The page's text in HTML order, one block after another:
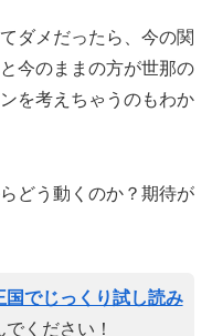
ダメだったら、今の関
今のままの方が世那の
を考えちゃうのもわか
どう動くのか？期待が
でじっくり試し読み
ください！